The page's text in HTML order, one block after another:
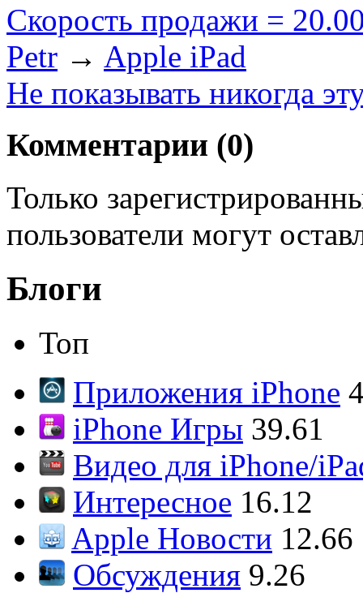
Скорость продажи =
Petr → Apple iPad
Не показывать никогда
Комментарии (0)
Только
пользователи могут
Блоги
Топ
Приложения iPhone
iPhone Игры 39.61
Видео для iPhone/
Интересное 16.12
Apple Новости 12.66
Обсуждения 9.26